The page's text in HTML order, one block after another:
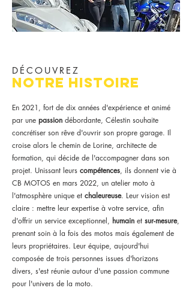
Garage moto à Ornans, Besançon, Pontarlier
Vente moto occasion
Réparation quad
Réparation moto
Entretien moto
notre histoire
DÉCOUVREZ
En 2021, fort de dix années d'expérience et animé
par une passion débordante, Célestin souhaite
concrétiser son rêve d'ouvrir son propre garage. Il
croise alors le chemin de Lorine, architecte de
formation, qui décide de l'accompagner dans son
projet. Unissant leurs compétences, ils donnent vie à
CB MOTOS en mars 2022, un atelier moto à
l'atmosphère unique et chaleureuse. Leur vision est
claire : mettre leur expertise à votre service, afin
d'offrir un service exceptionnel, humain et sur-mesure,
prenant soin à la fois des motos mais également de
leurs propriétaires. Leur équipe, aujourd'hui
composée de trois personnes issues d'horizons
divers, s'est réunie autour d'une passion commune
pour l'univers de la moto.